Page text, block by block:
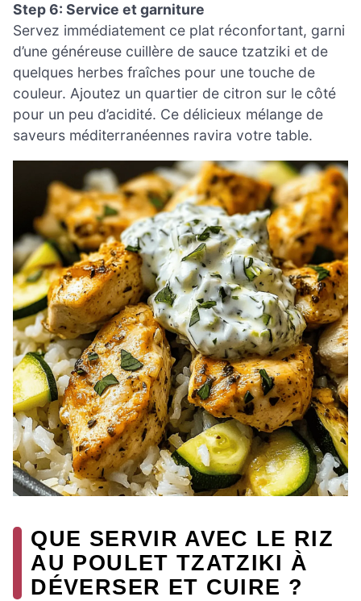
Step 6: Service et garniture
Servez immédiatement ce plat réconfortant, garni
d’une généreuse cuillère de sauce tzatziki et de
quelques herbes fraîches pour une touche de
couleur. Ajoutez un quartier de citron sur le côté
pour un peu d’acidité. Ce délicieux mélange de
saveurs méditerranéennes ravira votre table.
QUE SERVIR AVEC LE RIZ
AU POULET TZATZIKI À
DÉVERSER ET CUIRE ?